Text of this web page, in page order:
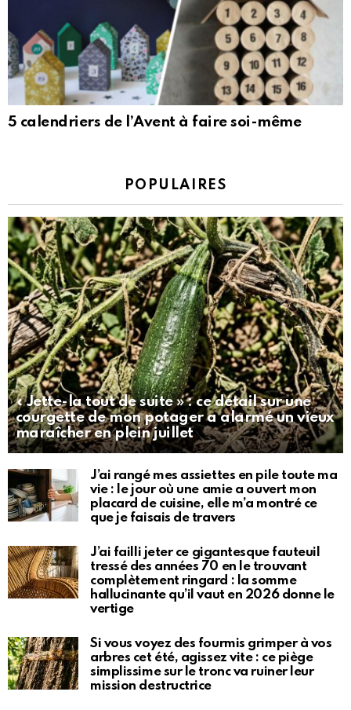
5 calendriers de l’Avent à faire soi-même
POPULAIRES
« Jette-la tout de suite » : ce détail sur une
courgette de mon potager a alarmé un vieux
maraîcher en plein juillet
J’ai rangé mes assiettes en pile toute ma
vie : le jour où une amie a ouvert mon
placard de cuisine, elle m’a montré ce
que je faisais de travers
J’ai failli jeter ce gigantesque fauteuil
tressé des années 70 en le trouvant
complètement ringard : la somme
hallucinante qu’il vaut en 2026 donne le
vertige
Si vous voyez des fourmis grimper à vos
arbres cet été, agissez vite : ce piège
simplissime sur le tronc va ruiner leur
mission destructrice